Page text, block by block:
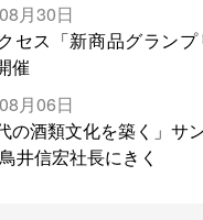
月30日
セス「新商品グラン
催
月06日
の酒類文化を築く」サ
井信宏社長にきく